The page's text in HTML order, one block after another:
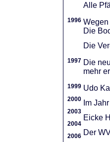
Alle
1996
Die
Die
1997 Die
mehr
1999
2000
2003
2004
2006
Udo
Im
Eicke
Der